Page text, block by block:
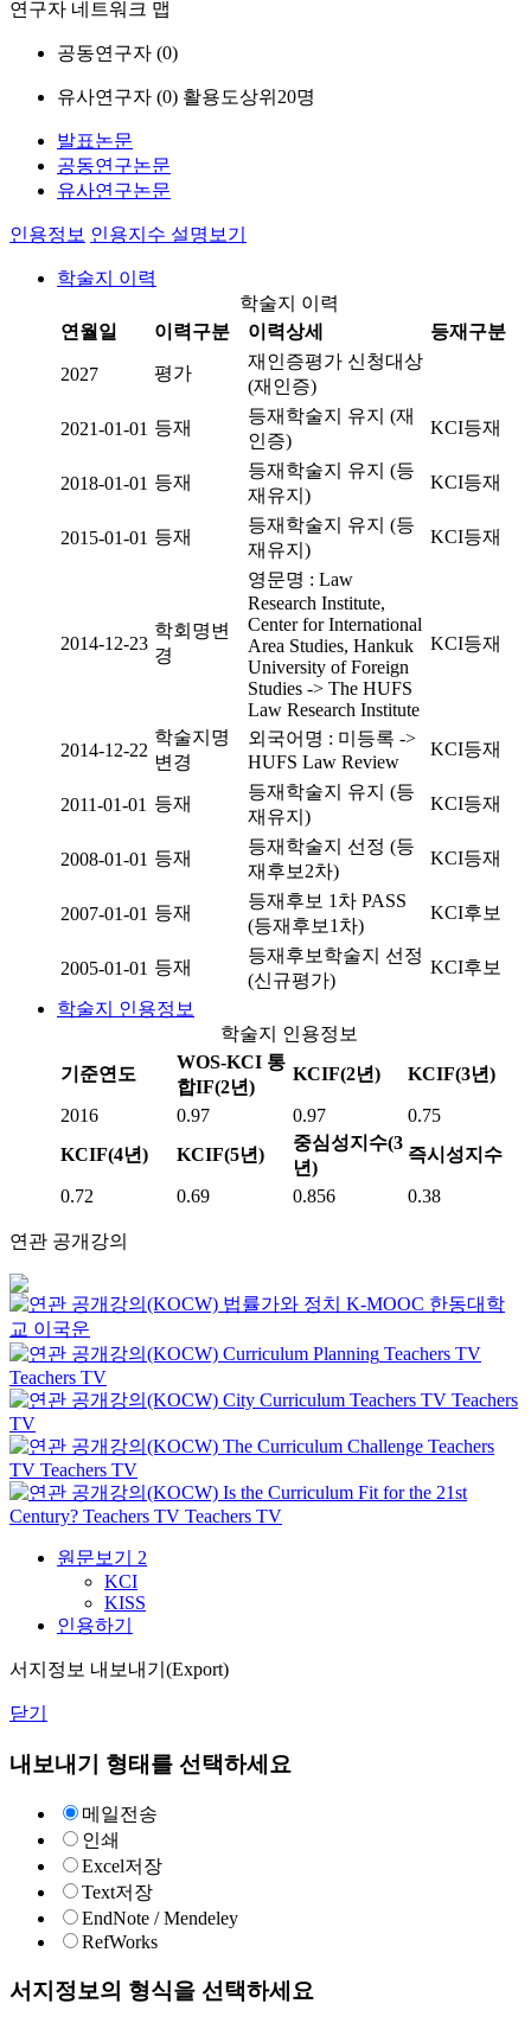
연구자 네트워크 맵
공동연구자 (0)
유사연구자 (0) 활용도상위20명
발표논문
공동연구논문
유사연구논문
인용정보 인용지수 설명보기
학술지 이력
학술지 이력
연월일
이력구분 이력상세 등재구분
2027 평가
재인증평가 신청대상
(재인증)
2021-01-01 등재
등재학술지 유지 (재
인증)
KCI등재
2018-01-01 등재
등재학술지 유지 (등
재유지)
KCI등재
2015-01-01 등재
등재학술지 유지 (등
재유지)
KCI등재
2014-12-23
학회명변
경
영문명 : Law
Research Institute,
Center for International
Area Studies, Hankuk
University of Foreign
Studies -> The HUFS
Law Research Institute
KCI등재
2014-12-22
학술지명
변경
외국어명 : 미등록 ->
HUFS Law Review
KCI등재
2011-01-01 등재
등재학술지 유지 (등
재유지)
KCI등재
2008-01-01 등재
등재학술지 선정 (등
재후보2차)
KCI등재
2007-01-01 등재
등재후보 1차 PASS
(등재후보1차)
KCI후보
2005-01-01 등재
등재후보학술지 선정
(신규평가)
KCI후보
학술지 인용정보
학술지 인용정보
기준연도
WOS-KCI 통
합IF(2년)
KCIF(2년) KCIF(3년)
2016 0.97 0.97
0.75
KCIF(4년)
KCIF(5년)
중심성지수(3
년)
즉시성지수
0.72 0.69 0.856 0.38
연관 공개강의
법률가와 정치 K-MOOC 한동대학
교 이국운
Curriculum Planning Teachers TV
Teachers TV
City Curriculum Teachers TV Teachers
TV
The Curriculum Challenge Teachers
TV Teachers TV
Is the Curriculum Fit for the 21st
Century? Teachers TV Teachers TV
원문보기 2
KCI
KISS
인용하기
서지정보 내보내기(Export)
닫기
내보내기 형태를 선택하세요
메일전송
인쇄
Excel저장
Text저장
EndNote / Mendeley
RefWorks
서지정보의 형식을 선택하세요